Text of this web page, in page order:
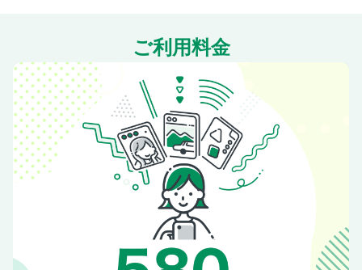
ヨガ・ピラティス人気急上昇 約200名の実践者に聞いた 習
慣 にしているヨガ・ピラティスの ポ ー ズ
読 者プレゼント
読者募集
ご利用料金